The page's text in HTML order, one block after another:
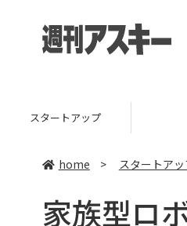
スタートアップ
home > スタートア
家族型ロ